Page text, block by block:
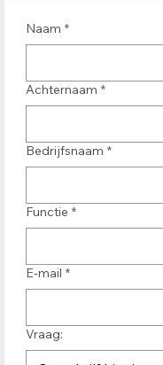
Naam *
Achternaam *
Bedrijfsnaam *
Functie *
E-mail *
Vraag: